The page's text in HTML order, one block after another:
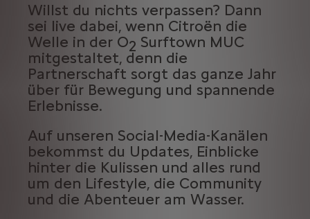
Willst du nichts verpassen? Dann
sei live dabei, wenn Citroën die
Welle in der O2 Surftown MUC
mitgestaltet, denn die
Partnerschaft sorgt das ganze Jahr
über für Bewegung und spannende
Erlebnisse.
Auf unseren Social-Media-Kanälen
bekommst du Updates, Einblicke
hinter die Kulissen und alles rund
um den Lifestyle, die Community
und die Abenteuer am Wasser.